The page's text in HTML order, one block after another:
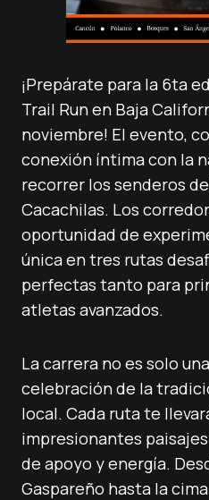
¡Prepárate para la 6ta
Trail Run en Baja
noviembre! El evento,
conexión íntima con la
recorrer los senderos
Cacachilas. Los
oportunidad de
única en tres rutas
perfectas tanto para
atletas avanzados.
La carrera no es solo
celebración de la
local. Cada ruta te
impresionantes
de apoyo y energía.
Gaspareño hasta la